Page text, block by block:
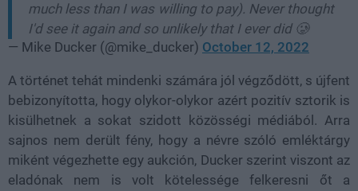
much less than I was willing to pay). Never thought
I'd see it again and so unlikely that I ever did 🥲
— Mike Ducker (@mike_ducker) October 12, 2022
A történet tehát mindenki számára jól végződött, s újfent
bebizonyította, hogy olykor-olykor azért pozitív sztorik is
kisülhetnek a sokat szidott közösségi médiából. Arra
sajnos nem derült fény, hogy a névre szóló emléktárgy
miként végezhette egy aukción, Ducker szerint viszont az
eladónak nem is volt kötelessége felkeresni őt a